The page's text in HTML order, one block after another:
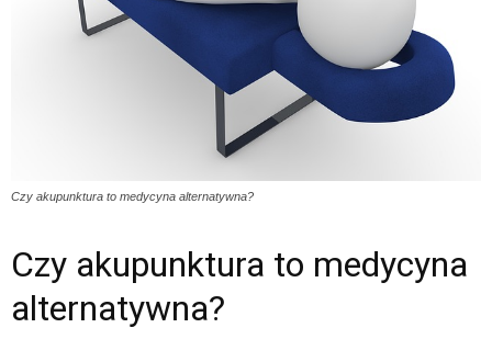
Czy akupunktura to medycyna alternatywna?
Czy akupunktura to medycyna
alternatywna?